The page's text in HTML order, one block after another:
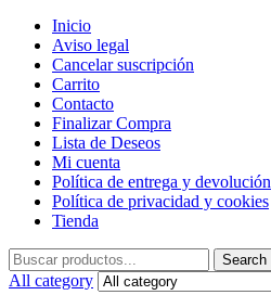
Inicio
Aviso legal
Cancelar suscripción
Carrito
Contacto
Finalizar Compra
Lista de Deseos
Mi cuenta
Política de entrega y devolución
Política de privacidad y cookies
Tienda
Search
for:
Search
All category